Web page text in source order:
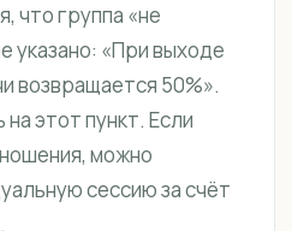
что группа «не
указано: «При выходе
возвращается 50%».
этот пункт. Если
можно
сессию за счёт